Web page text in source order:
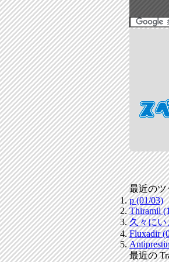
最近のツ
p (01/03)
Thiramil
久々にい
Fluxadir
最近の